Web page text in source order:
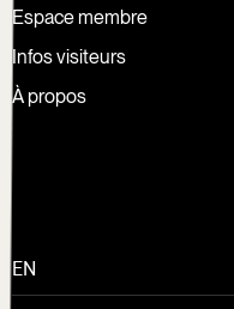
Espace membre
Infos visiteurs
À propos
EN